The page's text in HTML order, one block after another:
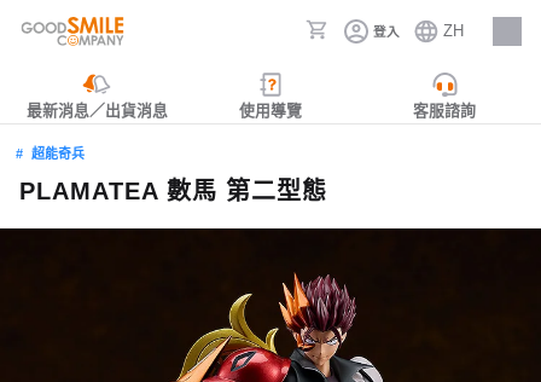
登入 ZH
人才招募
最新消息／出貨消息 使用導覽 客服諮詢
超能奇兵
PLAMATEA 數馬 第二型態